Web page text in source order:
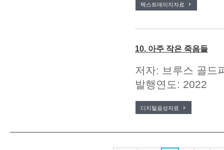
텍스트데이지자료
10. 아주 작은 죽음들
저자: 브루스 골드
발행연도: 2022
디지털음성자료